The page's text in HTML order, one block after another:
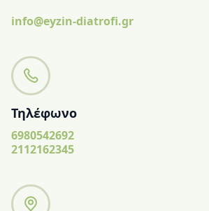
info@eyzin-diatrofi.gr
Τηλέφωνο
6980542692
2112162345